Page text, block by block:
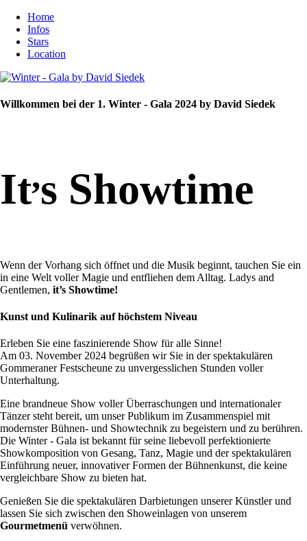
Home
Infos
Stars
Location
Willkommen bei der 1. Winter - Gala 2024 by David Siedek
It,s Showtime
Wenn der Vorhang sich öffnet und die Musik beginnt, tauchen Sie ein
in eine Welt voller Magie und entfliehen dem Alltag. Ladys and
Gentlemen, it’s Showtime!
Kunst und Kulinarik auf höchstem Niveau
Erleben Sie eine faszinierende Show für alle Sinne!
Am 03. November 2024 begrüßen wir Sie in der spektakulären
Gommeraner Festscheune zu unvergesslichen Stunden voller
Unterhaltung.
Eine brandneue Show voller Überraschungen und internationaler
Tänzer steht bereit, um unser Publikum im Zusammenspiel mit
modernster Bühnen- und Showtechnik zu begeistern und zu berühren.
Die Winter - Gala ist bekannt für seine liebevoll perfektionierte
Showkomposition von Gesang, Tanz, Magie und der spektakulären
Einführung neuer, innovativer Formen der Bühnenkunst, die keine
vergleichbare Show zu bieten hat.
Genießen Sie die spektakulären Darbietungen unserer Künstler und
lassen Sie sich zwischen den Showeinlagen von unserem
Gourmetmenü verwöhnen.